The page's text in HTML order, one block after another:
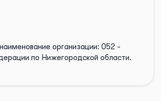
организации: 052 -
по Нижегородской области.